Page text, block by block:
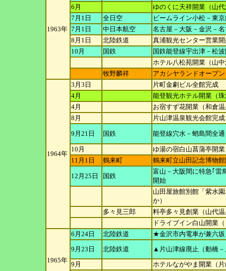
1963年
6月
ゆのくに天祥開業（山
7月1日
全日空
ビームライン小松－東
7月1日
中日本航空
名古屋－大阪－金沢－
8月1日
北陸鉄道
真浦観光センター営業
10月
国鉄
国鉄能登線宇出津－松
ホテル八松苑開業（山
牧野麟祥
アカシヤランドオープ
1964年
3月3日
片町金劇ビル全館完成
4月
能登観光ホテル開業（
4月
お宿すず花開業（和倉
8月
片山津温泉観光会館完成
9月21日 国鉄 能登線穴水－蛸島間全
10月
ゆ湯の宿白山菖蒲亭開
11月1日
鶴来町 鶴来町立山田記念博物
12月25日 国鉄
富山－大阪間に特急｢雷
開始
山田屋旅館別館「紫水
か）
多々見三郎
料亭多々見創業（山代
ドライブイン白山開業
1965年
6月24日 北陸鉄道
★金沢市内電車が兼六
9月23日
北陸鉄道
▲片山津線廃止（動橋
9月
ホテルながやま開業（